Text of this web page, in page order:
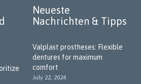
Neueste
Nachrichten & Tipps
Valplast prostheses: Flexible
dentures for maximum
comfort
July 22, 2024